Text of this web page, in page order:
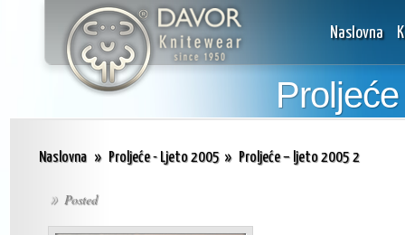
Naslovna
Naslovna » Proljeće - Ljeto 2005 » Proljeće – ljeto 2005 2
» Posted